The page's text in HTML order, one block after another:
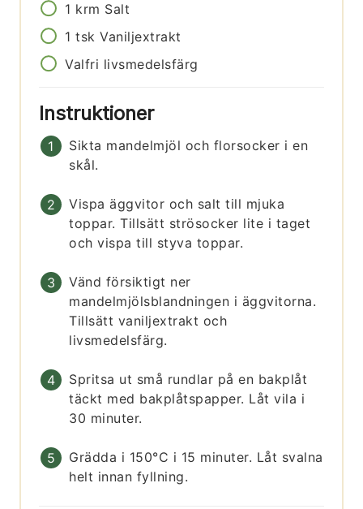
1 krm Salt
1 tsk Vaniljextrakt
Valfri livsmedelsfärg
Instruktioner
Sikta mandelmjöl och florsocker i en
skål.
Vispa äggvitor och salt till mjuka
toppar. Tillsätt strösocker lite i taget
och vispa till styva toppar.
Vänd försiktigt ner
mandelmjölsblandningen i äggvitorna.
Tillsätt vaniljextrakt och
livsmedelsfärg.
Spritsa ut små rundlar på en bakplåt
täckt med bakplåtspapper. Låt vila i
30 minuter.
Grädda i 150°C i 15 minuter. Låt svalna
helt innan fyllning.